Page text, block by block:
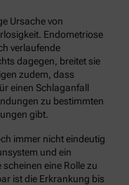
Ursache von
Endometriose
verlaufende
dagegen, breitet sie
zudem, dass
einen Schlaganfall
zu bestimmten
gibt.
immer nicht eindeutig
und ein
eine Rolle zu
ist die Erkrankung bis